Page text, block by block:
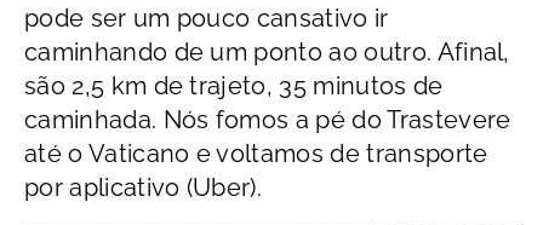
pode ser um pouco cansativo ir
caminhando de um ponto ao outro. Afinal,
são 2,5 km de trajeto, 35 minutos de
caminhada. Nós fomos a pé do Trastevere
até o Vaticano e voltamos de transporte
por aplicativo (Uber).